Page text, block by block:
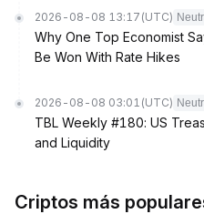
2026-08-08 13:17 (UTC)
Why One Top Economist
Be Won With Rate Hikes
2026-08-08 03:01 (UTC)
TBL Weekly #180: US
and Liquidity
Criptos más